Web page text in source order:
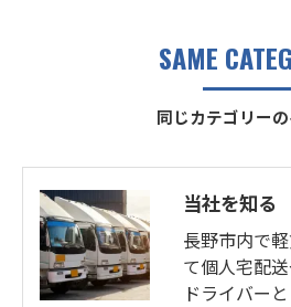
同じカテゴリー
SAME
当社を知る
長野市内で
て個人宅配
ドライバー